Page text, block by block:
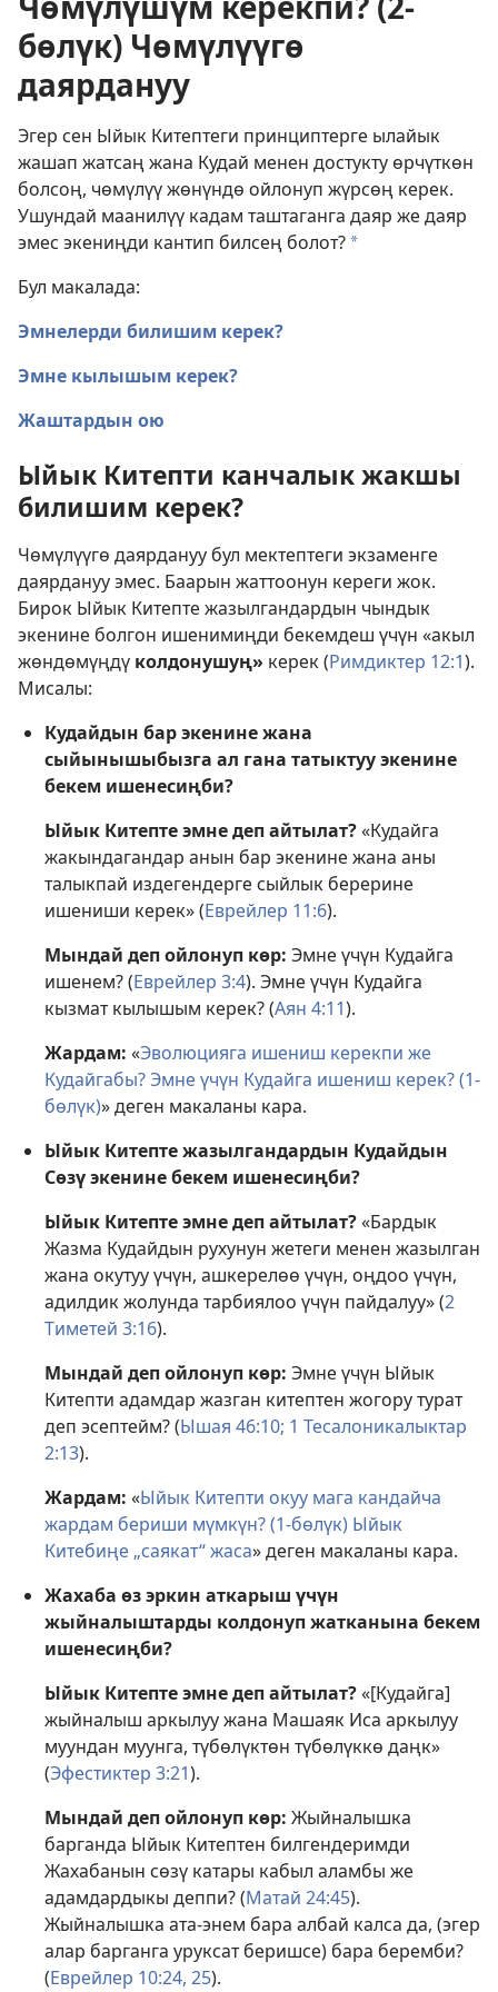
бөлүк) Чөмүлүүгө
даярдануу
Эгер сен Ыйык Китептеги принциптерге ылайык
жашап жатсаң жана Кудай менен достукту өрчүткөн
болсоң, чөмүлүү жөнүндө ойлонуп жүрсөң керек.
Ушундай маанилүү кадам таштаганга даяр же даяр
эмес экениңди кантип билсең болот? a
Бул макалада:
Эмнелерди билишим керек?
Эмне кылышым керек?
Жаштардын ою
Ыйык Китепти канчалык жакшы
билишим керек?
Чөмүлүүгө даярдануу бул мектептеги экзаменге
даярдануу эмес. Баарын жаттоонун кереги жок.
Бирок Ыйык Китепте жазылгандардын чындык
экенине болгон ишенимиңди бекемдеш үчүн «акыл
жөндөмүңдү колдонушуң» керек (Римдиктер 12:1).
Мисалы:
Кудайдын бар экенине жана
сыйынышыбызга ал гана татыктуу экенине
бекем ишенесиңби?
Ыйык Китепте эмне деп айтылат?«Кудайга
жакындагандар анын бар экенине жана аны
талыкпай издегендерге сыйлык берерине
ишениши керек» (Еврейлер 11:6).
Мындай деп ойлонуп көр: Эмне үчүн Кудайга
ишенем? (Еврейлер 3:4). Эмне үчүн Кудайга
кызмат кылышым керек? (Аян 4:11).
Жардам: «Эволюцияга ишениш керекпи же
Кудайгабы? Эмне үчүн Кудайга ишениш керек? (1-
бөлүк)» деген макаланы кара.
Ыйык Китепте жазылгандардын Кудайдын
Сөзү экенине бекем ишенесиңби?
Ыйык Китепте эмне деп айтылат?«Бардык
Жазма Кудайдын рухунун жетеги менен жазылган
жана окутуу үчүн, ашкерелөө үчүн, оңдоо үчүн,
адилдик жолунда тарбиялоо үчүн пайдалуу» (2
Тиметей 3:16).
Мындай деп ойлонуп көр: Эмне үчүн Ыйык
Китепти адамдар жазган китептен жогору турат
деп эсептейм? (Ышая 46:10; 1 Тесалоникалыктар
2:13).
Жардам: «Ыйык Китепти окуу мага кандайча
жардам бериши мүмкүн? (1-бөлүк) Ыйык
Китебиңе „саякат“ жаса» деген макаланы кара.
Жахаба өз эркин аткарыш үчүн
жыйналыштарды колдонуп жатканына бекем
ишенесиңби?
Ыйык Китепте эмне деп айтылат?«[Кудайга]
жыйналыш аркылуу жана Машаяк Иса аркылуу
муундан муунга, түбөлүктөн түбөлүккө даңк»
(Эфестиктер 3:21).
Мындай деп ойлонуп көр: Жыйналышка
барганда Ыйык Китептен билгендеримди
Жахабанын сөзү катары кабыл аламбы же
адамдардыкы деппи? (Матай 24:45).
Жыйналышка ата-энем бара албай калса да, (эгер
алар барганга уруксат беришсе) бара беремби?
(Еврейлер 10:24, 25).